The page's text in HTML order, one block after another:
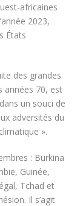
africaines
2023,
États
des grandes
années 70, est
un souci de
adversités du
».
: Burkina
Guinée,
Tchad et
Il s’agit